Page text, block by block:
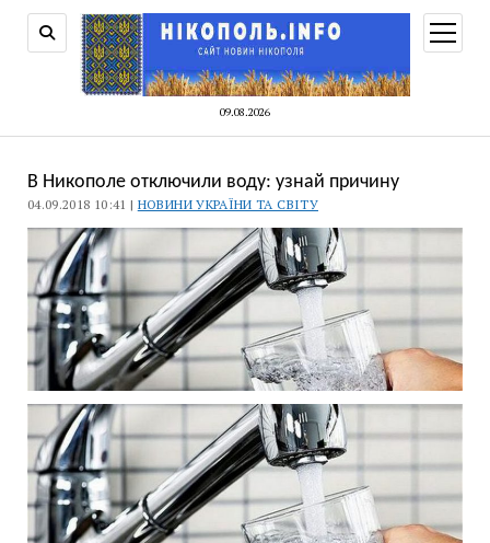
09.08.2026
меню
В Никополе отключили воду: узнай причину
04.09.2018 10:41 | НОВИНИ УКРАЇНИ ТА СВІТУ